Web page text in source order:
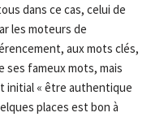
dans ce cas, celui de
les moteurs de
aux mots clés,
fameux mots, mais
initial « être authentique
places est bon à